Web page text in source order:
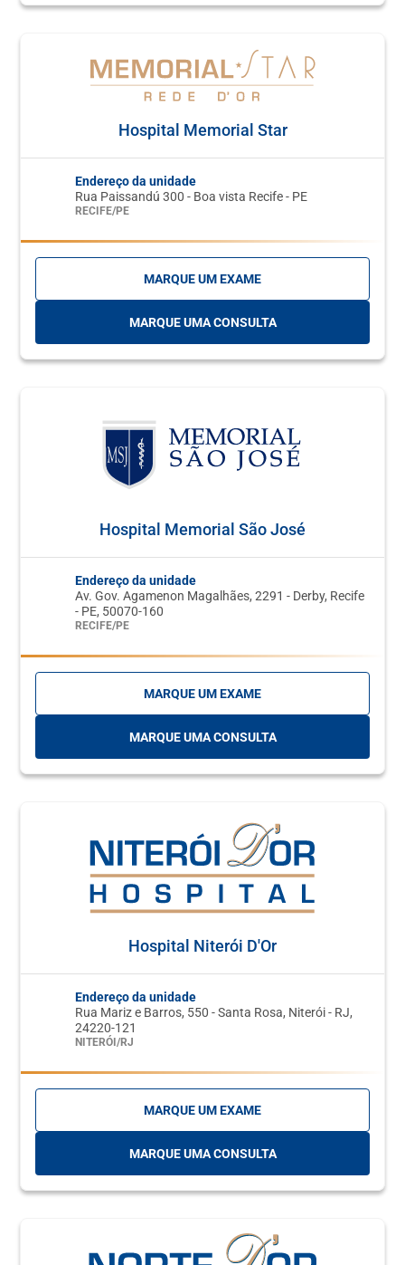
Hospital Memorial Star
Endereço da unidade
Rua Paissandú 300 - Boa vista Recife - PE
RECIFE/PE
MARQUE UM EXAME
MARQUE UMA CONSULTA
Hospital Memorial São José
Endereço da unidade
Av. Gov. Agamenon Magalhães, 2291 - Derby, Recife
- PE, 50070-160
RECIFE/PE
MARQUE UM EXAME
MARQUE UMA CONSULTA
Hospital Niterói D'Or
Endereço da unidade
Rua Mariz e Barros, 550 - Santa Rosa, Niterói - RJ,
24220-121
NITERÓI/RJ
MARQUE UM EXAME
MARQUE UMA CONSULTA